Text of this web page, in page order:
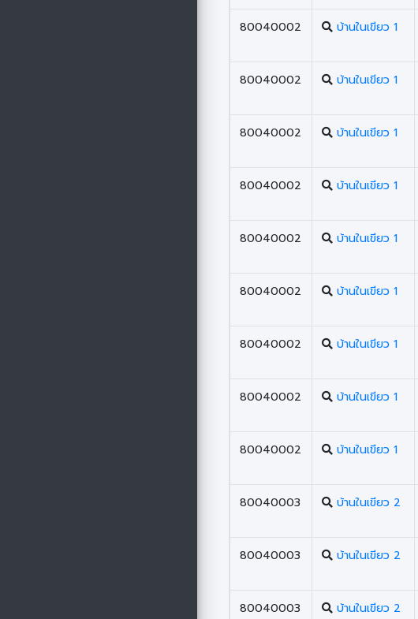
80040002 บ้านในเขียว 1
80040002 บ้านในเขียว 1
80040002 บ้านในเขียว 1
80040002 บ้านในเขียว 1
80040002 บ้านในเขียว 1
80040002 บ้านในเขียว 1
80040002 บ้านในเขียว 1
80040002 บ้านในเขียว 1
80040002 บ้านในเขียว 1
80040003 บ้านในเขียว 2
80040003 บ้านในเขียว 2
80040003 บ้านในเขียว 2